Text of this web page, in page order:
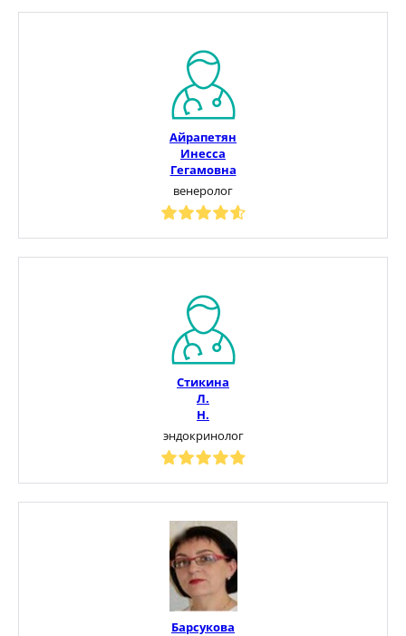
Айрапетян
Инесса
Гегамовна
венеролог
Стикина
Л.
Н.
эндокринолог
Барсукова